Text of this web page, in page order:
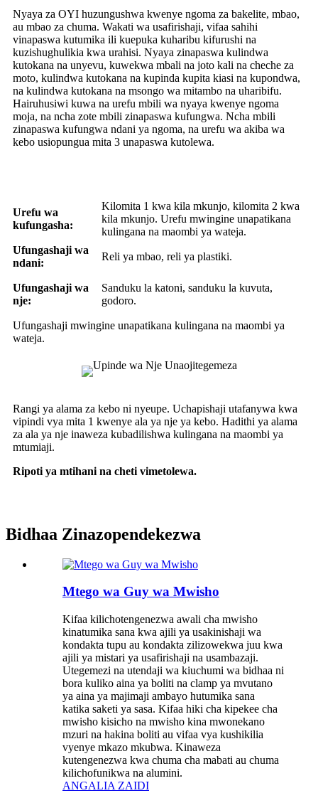
Nyaya za OYI huzungushwa kwenye ngoma za bakelite, mbao,
au mbao za chuma. Wakati wa usafirishaji, vifaa sahihi
vinapaswa kutumika ili kuepuka kuharibu kifurushi na
kuzishughulikia kwa urahisi. Nyaya zinapaswa kulindwa
kutokana na unyevu, kuwekwa mbali na joto kali na cheche za
moto, kulindwa kutokana na kupinda kupita kiasi na kupondwa,
na kulindwa kutokana na msongo wa mitambo na uharibifu.
Hairuhusiwi kuwa na urefu mbili wa nyaya kwenye ngoma
moja, na ncha zote mbili zinapaswa kufungwa. Ncha mbili
zinapaswa kufungwa ndani ya ngoma, na urefu wa akiba wa
kebo usiopungua mita 3 unapaswa kutolewa.
Urefu wa
kufungasha:
Kilomita 1 kwa kila mkunjo, kilomita 2 kwa
kila mkunjo. Urefu mwingine unapatikana
kulingana na maombi ya wateja.
Ufungashaji wa
ndani:
Reli ya mbao, reli ya plastiki.
Ufungashaji wa
nje:
Sanduku la katoni, sanduku la kuvuta,
godoro.
Ufungashaji mwingine unapatikana kulingana na maombi ya
wateja.
Rangi ya alama za kebo ni nyeupe. Uchapishaji utafanywa kwa
vipindi vya mita 1 kwenye ala ya nje ya kebo. Hadithi ya alama
za ala ya nje inaweza kubadilishwa kulingana na maombi ya
mtumiaji.
Ripoti ya mtihani na cheti vimetolewa.
Bidhaa Zinazopendekezwa
Mtego wa Guy wa Mwisho
Kifaa kilichotengenezwa awali cha mwisho
kinatumika sana kwa ajili ya usakinishaji wa
kondakta tupu au kondakta zilizowekwa juu kwa
ajili ya mistari ya usafirishaji na usambazaji.
Utegemezi na utendaji wa kiuchumi wa bidhaa ni
bora kuliko aina ya boliti na clamp ya mvutano
ya aina ya majimaji ambayo hutumika sana
katika saketi ya sasa. Kifaa hiki cha kipekee cha
mwisho kisicho na mwisho kina mwonekano
mzuri na hakina boliti au vifaa vya kushikilia
vyenye mkazo mkubwa. Kinaweza
kutengenezwa kwa chuma cha mabati au chuma
kilichofunikwa na alumini.
ANGALIA ZAIDI